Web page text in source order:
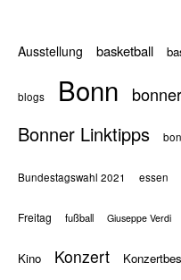
Ausstellung basketball
blogs Bonn
Bonner Linktipps
Bundestagswahl 2021 essen
Freitag fußball Giuseppe Verdi
Kino Konzert